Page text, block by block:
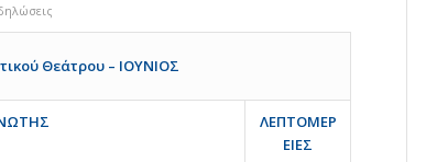
Θεάτρου – ΙΟΥΝΙΟΣ
ΛΕΠΤΟΜΕΡ
ΕΙΕΣ